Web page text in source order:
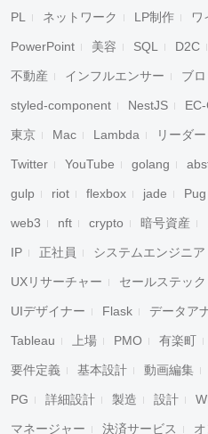
PL ネットワーク LP制作 ワ
PowerPoint 美容 SQL D2C
不動産 インフルエンサー ブ
styled-component NestJS
東京 Mac Lambda リーダー
Twitter YouTube golang
gulp riot flexbox jade Pug
web3 nft crypto 暗号資産
IP 正社員 システムエンジニア
UXリサーチャー セールステック
UIデザイナー Flask データア
Tableau 上場 PMO 有楽町
要件定義 基本設計 動画編集
PG 詳細設計 製造 設計
マネージャー 決済サービス